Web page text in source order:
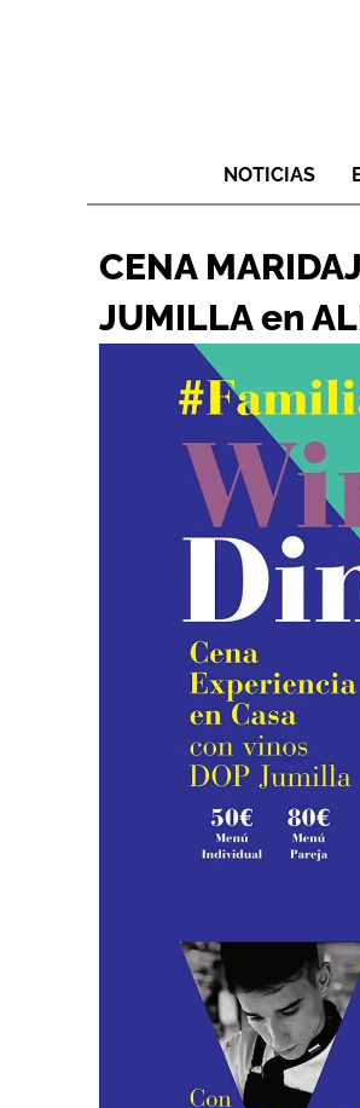
NOTICIAS
CENA
JUMILLA en